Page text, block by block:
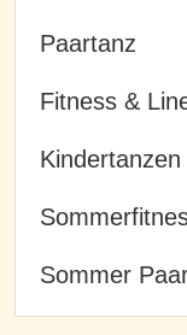
Paartanz
Fitness &
Kindertanzen
Sommer